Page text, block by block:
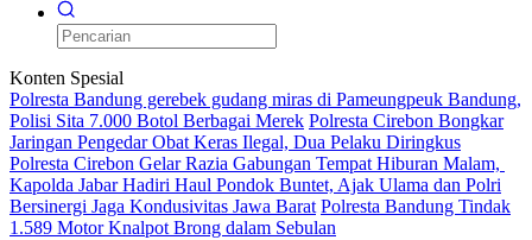
Konten Spesial
Polresta Bandung gerebek gudang miras di Pameungpeuk Bandung,
Polisi Sita 7.000 Botol Berbagai Merek Polresta Cirebon Bongkar
Jaringan Pengedar Obat Keras Ilegal, Dua Pelaku Diringkus
Polresta Cirebon Gelar Razia Gabungan Tempat Hiburan Malam,
Kapolda Jabar Hadiri Haul Pondok Buntet, Ajak Ulama dan Polri
Bersinergi Jaga Kondusivitas Jawa Barat Polresta Bandung Tindak
1.589 Motor Knalpot Brong dalam Sebulan